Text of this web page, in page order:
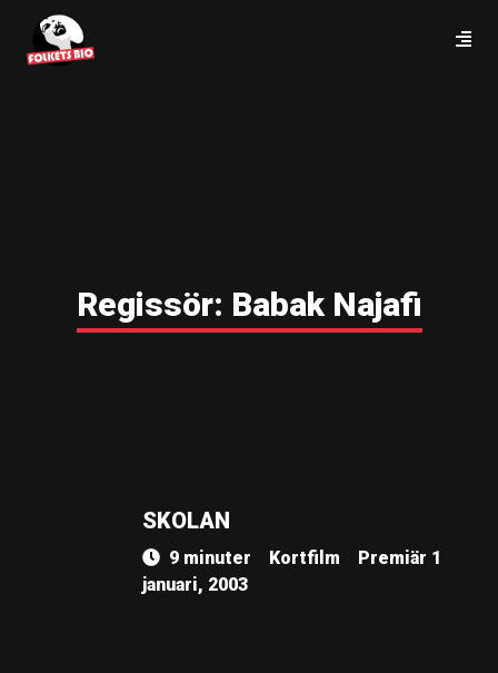
Regissör: Babak Najafi
SKOLAN
9 minuter Kortfilm
Premiär 1
januari, 2003